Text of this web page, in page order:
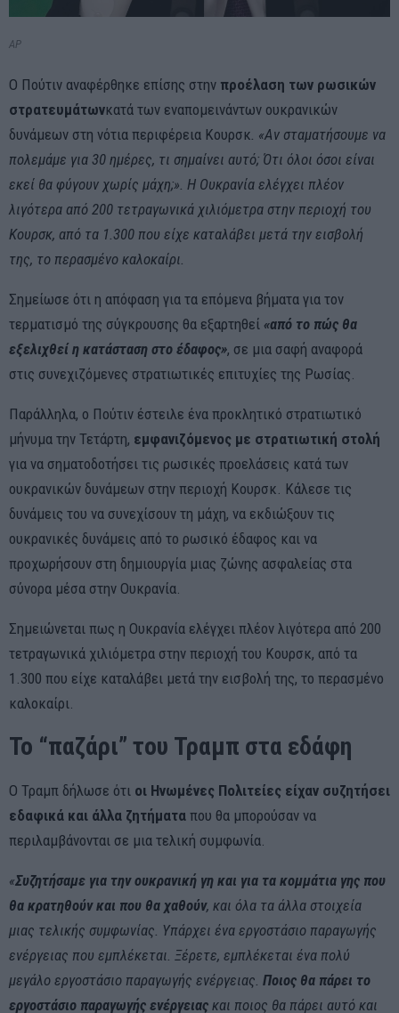
AP
Ο Πούτιν αναφέρθηκε επίσης στην προέλαση των ρωσικών
στρατευμάτωνκατά των εναπομεινάντων ουκρανικών
δυνάμεων στη νότια περιφέρεια Κουρσκ . «Αν σταματήσουμε να
πολεμάμε για 30 ημέρες, τι σημαίνει αυτό; Ότι όλοι όσοι είναι
εκεί θα φύγουν χωρίς μάχη;». Η Ουκρανία ελέγχει πλέον
λιγότερα από 200 τετραγωνικά χιλιόμετρα στην περιοχή του
Κουρσκ, από τα 1.300 που είχε καταλάβει μετά την εισβολή
της, το περασμένο καλοκαίρι.
Σημείωσε ότι η απόφαση για τα επόμενα βήματα για τον
τερματισμό της σύγκρουσης θα εξαρτηθεί «από το πώς θα
εξελιχθεί η κατάσταση στο έδαφος», σε μια σαφή αναφορά
στις συνεχιζόμενες στρατιωτικές επιτυχίες της Ρωσίας.
Παράλληλα, ο Πούτιν έστειλε ένα προκλητικό στρατιωτικό
μήνυμα την Τετάρτη, εμφανιζόμενος με στρατιωτική στολή
για να σηματοδοτήσει τις ρωσικές προελάσεις κατά των
ουκρανικών δυνάμεων στην περιοχή Κουρσκ. Κάλεσε τις
δυνάμεις του να συνεχίσουν τη μάχη, να εκδιώξουν τις
ουκρανικές δυνάμεις από το ρωσικό έδαφος και να
προχωρήσουν στη δημιουργία μιας ζώνης ασφαλείας στα
σύνορα μέσα στην Ουκρανία.
Σημειώνεται πως η Ουκρανία ελέγχει πλέον λιγότερα από 200
τετραγωνικά χιλιόμετρα στην περιοχή του Κουρσκ, από τα
1.300 που είχε καταλάβει μετά την εισβολή της, το περασμένο
καλοκαίρι.
Το “παζάρι” του Τραμπ στα εδάφη
Ο Τραμπ δήλωσε ότι οι Ηνωμένες Πολιτείες είχαν συζητήσει
εδαφικά και άλλα ζητήματα που θα μπορούσαν να
περιλαμβάνονται σε μια τελική συμφωνία.
«Συζητήσαμε για την ουκρανική γη και για τα κομμάτια γης που
θα κρατηθούν και που θα χαθούν, και όλα τα άλλα στοιχεία
μιας τελικής συμφωνίας. Υπάρχει ένα εργοστάσιο παραγωγής
ενέργειας που εμπλέκεται. Ξέρετε, εμπλέκεται ένα πολύ
μεγάλο εργοστάσιο παραγωγής ενέργειας. Ποιος θα πάρει το
εργοστάσιο παραγωγής ενέργειας και ποιος θα πάρει αυτό και